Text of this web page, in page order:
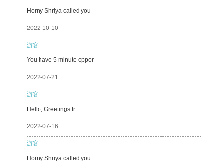
Horny Shriya called you
2022-10-10
游客
You have 5 minute oppor
2022-07-21
游客
Hello, Greetings fr
2022-07-16
游客
Horny Shriya called you